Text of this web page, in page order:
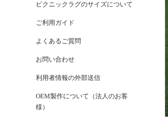
ピクニックラグのサイズについて
ご利用ガイド
よくあるご質問
お問い合わせ
利用者情報の外部送信
OEM製作について（法人のお客
様）